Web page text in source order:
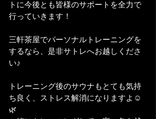
トに今後とも皆様のサポートを全力で
行っていきます！
三軒茶屋でパーソナルトレーニングを
するなら、是非サトレへお越しくださ
い♪
トレーニング後のサウナもとても気持
ち良く、ストレス解消になりますよ☺️
🌿